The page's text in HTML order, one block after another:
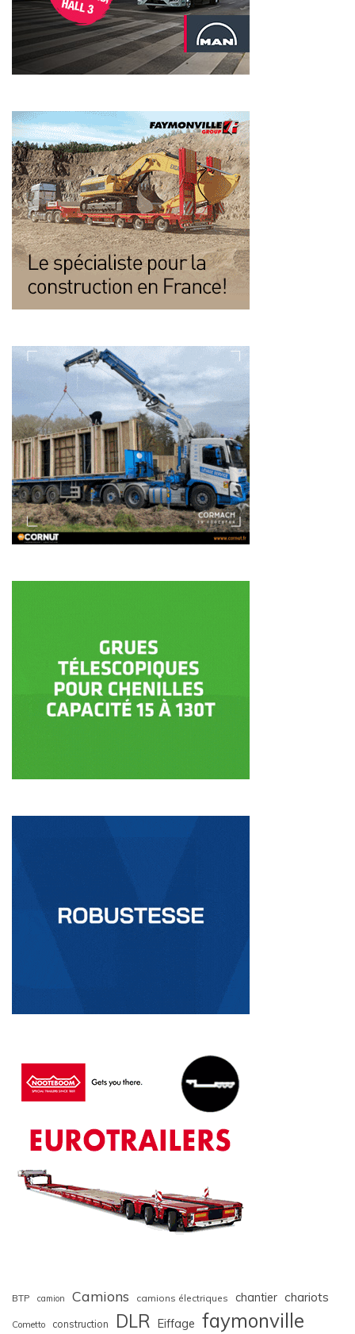
BTP camion Camions camions électriques chantier chariots
Cometto construction DLR Eiffage faymonville